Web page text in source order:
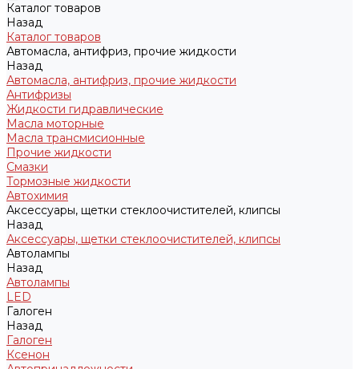
Каталог товаров
Назад
Каталог товаров
Автомасла, антифриз, прочие жидкости
Назад
Автомасла, антифриз, прочие жидкости
Антифризы
Жидкости гидравлические
Масла моторные
Масла трансмисионные
Прочие жидкости
Смазки
Тормозные жидкости
Автохимия
Аксессуары, щетки стеклоочистителей, клипсы
Назад
Аксессуары, щетки стеклоочистителей, клипсы
Автолампы
Назад
Автолампы
LED
Галоген
Назад
Галоген
Ксенон